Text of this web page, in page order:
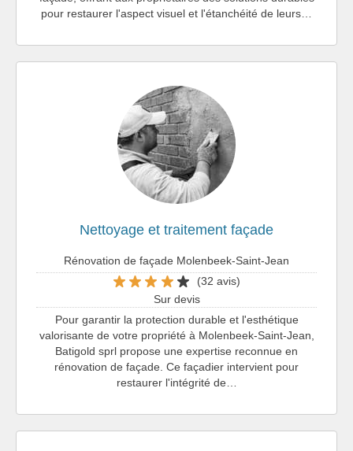
pour restaurer l'aspect visuel et l'étanchéité de leurs…
Nettoyage et traitement façade
Rénovation de façade Molenbeek-Saint-Jean
(32 avis)
Sur devis
Pour garantir la protection durable et l'esthétique
valorisante de votre propriété à Molenbeek-Saint-Jean,
Batigold sprl propose une expertise reconnue en
rénovation de façade. Ce façadier intervient pour
restaurer l'intégrité de…